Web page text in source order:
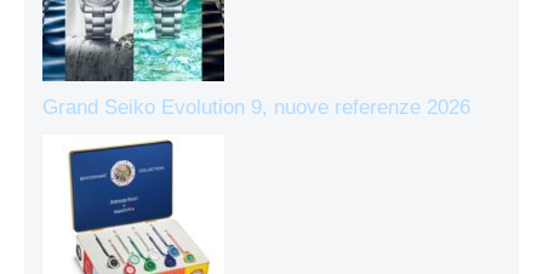
Grand Seiko Evolution 9, nuove referenze 2026